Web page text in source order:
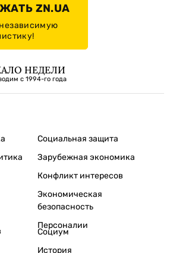
ZN.UA
НЕДЕЛИ
с 1994-го года
Социальная защита
Зарубежная экономика
Конфликт интересов
Экономическая
безопасность
Персоналии
Социум
История